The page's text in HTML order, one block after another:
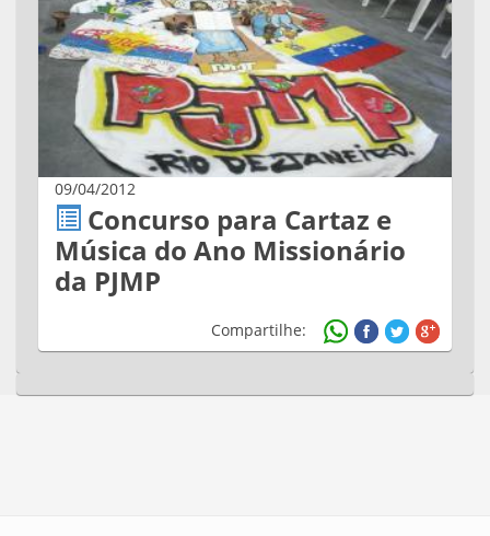
09/04/2012
Concurso para Cartaz e
Música do Ano Missionário
da PJMP
Compartilhe: